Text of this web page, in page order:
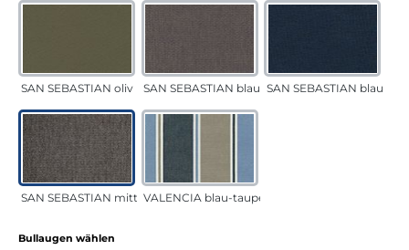
SAN SEBASTIAN oliv SAN SEBASTIAN blau-sandSAN SEBASTIAN blau
SAN SEBASTIAN mittelgrauVALENCIA blau-taupe
Bullaugen wählen